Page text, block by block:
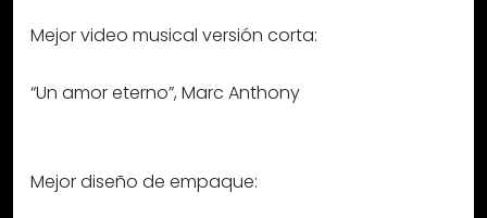
Mejor video musical versión corta:
“Un amor eterno”, Marc Anthony
Mejor diseño de empaque: